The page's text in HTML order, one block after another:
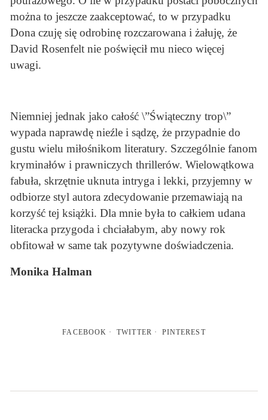
można to jeszcze zaakceptować, to w przypadku
Dona czuję się odrobinę rozczarowana i żałuję, że
David Rosenfelt nie poświęcił mu nieco więcej
uwagi.
Niemniej jednak jako całość \”Świąteczny trop\”
wypada naprawdę nieźle i sądzę, że przypadnie do
gustu wielu miłośnikom literatury. Szczególnie fanom
kryminałów i prawniczych thrillerów. Wielowątkowa
fabuła, skrzętnie uknuta intryga i lekki, przyjemny w
odbiorze styl autora zdecydowanie przemawiają na
korzyść tej książki. Dla mnie była to całkiem udana
literacka przygoda i chciałabym, aby nowy rok
obfitował w same tak pozytywne doświadczenia.
Monika Halman
FACEBOOK TWITTER PINTEREST